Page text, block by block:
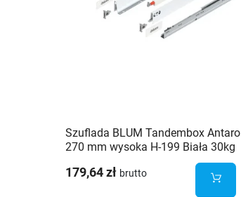
Szuflada BLUM Tandembox Antaro
270 mm wysoka H-199 Biała 30kg
179,64 zł brutto